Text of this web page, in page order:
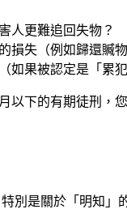
人更難追回失物？
損失（例如歸還贓
如果被認定是「累
以下的有期徒刑，
別是關於「明知」